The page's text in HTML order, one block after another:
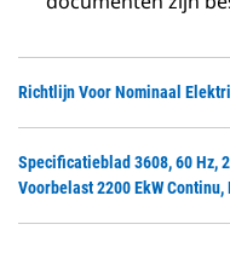
Richtlijn Voor Nominaal
Specificatieblad 3608, 60 Hz,
Voorbelast 2200 EkW